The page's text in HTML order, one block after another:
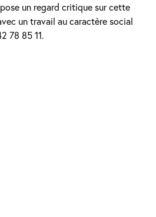
un regard critique sur cette
un travail au caractère social
78 85 11.